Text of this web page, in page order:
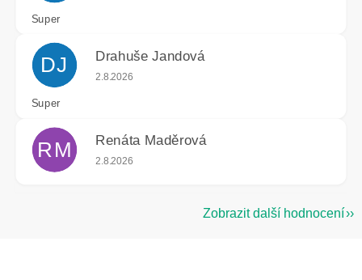
Super
DJ Drahuše Jandová
Hodnocení obchodu je 5 z 5 hvězdiček.
2.8.2026
Super
RM Renáta Maděrová
Hodnocení obchodu je 5 z 5 hvězdiček.
2.8.2026
Zobrazit další hodnocení